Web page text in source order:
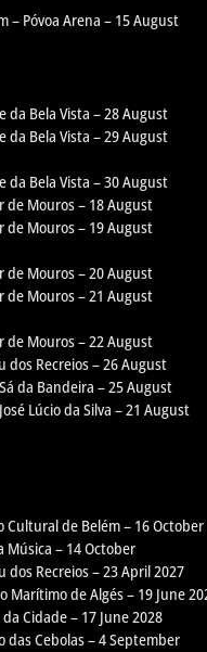
– Póvoa Arena – 15 August
da Bela Vista – 28 August
da Bela Vista – 29 August
da Bela Vista – 30 August
de Mouros – 18 August
de Mouros – 19 August
de Mouros – 20 August
de Mouros – 21 August
de Mouros – 22 August
dos Recreios – 26 August
da Bandeira – 25 August
Lúcio da Silva – 21 August
Cultural de Belém – 16 October
Música – 14 October
dos Recreios – 23 April 2027
Marítimo de Algés – 19 June
Cidade – 17 June 2028
das Cebolas – 4 September